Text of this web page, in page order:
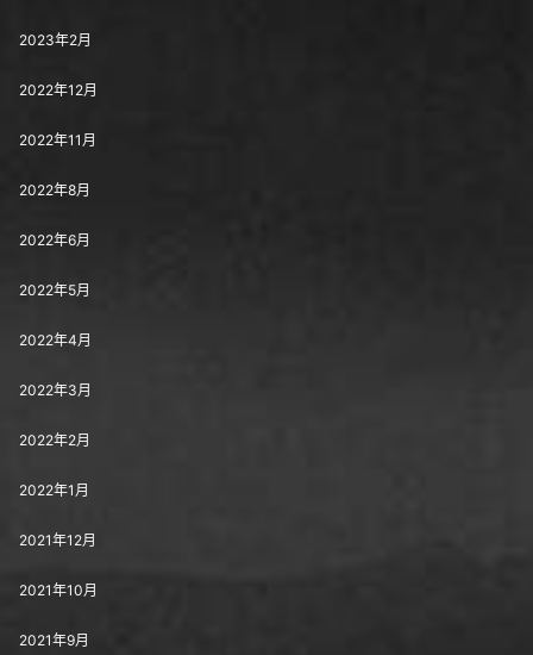
2023年2月
2022年12月
2022年11月
2022年8月
2022年6月
2022年5月
2022年4月
2022年3月
2022年2月
2022年1月
2021年12月
2021年10月
2021年9月